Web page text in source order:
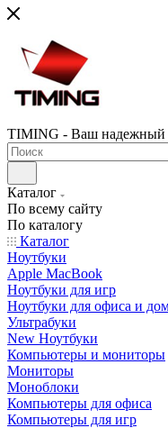
TIMING - Ваш надежный
Каталог
По всему сайту
По каталогу
Каталог
Ноутбуки
Apple MacBook
Ноутбуки для игр
Ноутбуки для офиса и
Ультрабуки
New Ноутбуки
Компьютеры и мониторы
Мониторы
Моноблоки
Компьютеры для офиса
Компьютеры для игр